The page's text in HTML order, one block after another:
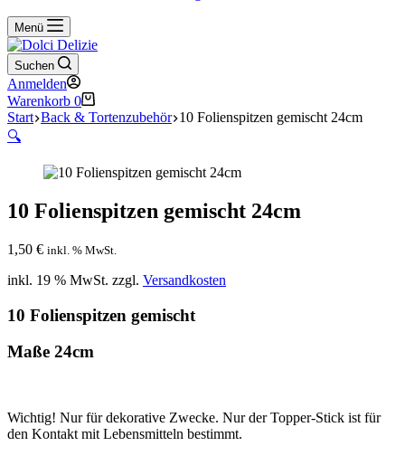
Menü
Suchen
Anmelden
Warenkorb 0
Start Back & Tortenzubehör 10 Folienspitzen gemischt 24cm
🔍
10 Folienspitzen gemischt 24cm
1,50 € inkl. % MwSt.
inkl. 19 % MwSt. zzgl. Versandkosten
10 Folienspitzen gemischt
Maße 24cm
Wichtig! Nur für dekorative Zwecke. Nur der Topper-Stick ist für
den Kontakt mit Lebensmitteln bestimmt.